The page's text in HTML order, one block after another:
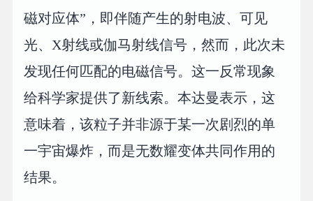
磁对应体”，即伴随产生的射电波、可见
光、X射线或伽马射线信号，然而，此次未
发现任何匹配的电磁信号。这一反常现象
给科学家提供了新线索。本达曼表示，这
意味着，该粒子并非源于某一次剧烈的单
一宇宙爆炸，而是无数耀变体共同作用的
结果。